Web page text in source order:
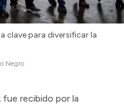
clave para diversificar la
Negro
fue recibido por la